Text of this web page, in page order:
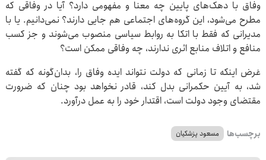
وفاق با دهک‌های پایین چه معنا و مفهومی دارد؟ آیا در وفاقی که
مطرح می‌شود، این گروه‌های اجتماعی هم جایی دارند؟ نمی‌دانیم. یا با
مدیرانی که فقط با اتکا به روابط سیاسی منصوب می‌شوند و جز کسب
منافع و اتلاف منابع اثری ندارند، چه وفاقی ممکن است؟
غرض اینکه تا زمانی که دولت نتواند ایده وفاق را، بدان‌گونه که گفته
شد، به آیین حکمرانی بدل کند، قادر نخواهد بود چنان که ضرورت
مقتضای وجود دولت است، اقتدار خود را به عمل درآورد.
برچسب‌ها مسعود پزشکیان